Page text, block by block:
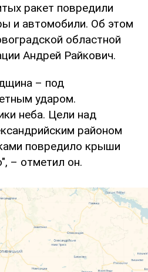
ракет повредили
и автомобили. Об этом
областной
Андрей Райкович.
– под
ударом.
неба. Цели над
районом
повредило крыши
– отметил он.